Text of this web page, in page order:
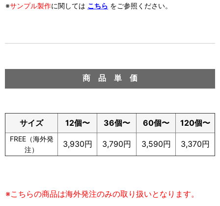
※サンプル製作に関しては こちら をご参照ください。
商 品 単 価
サイズ 12個〜 36個〜 60個〜 120個〜
FREE（海外発
注）
3,930円 3,790円 3,590円 3,370円
※こちらの商品は海外発注のみの取り扱いとなります。